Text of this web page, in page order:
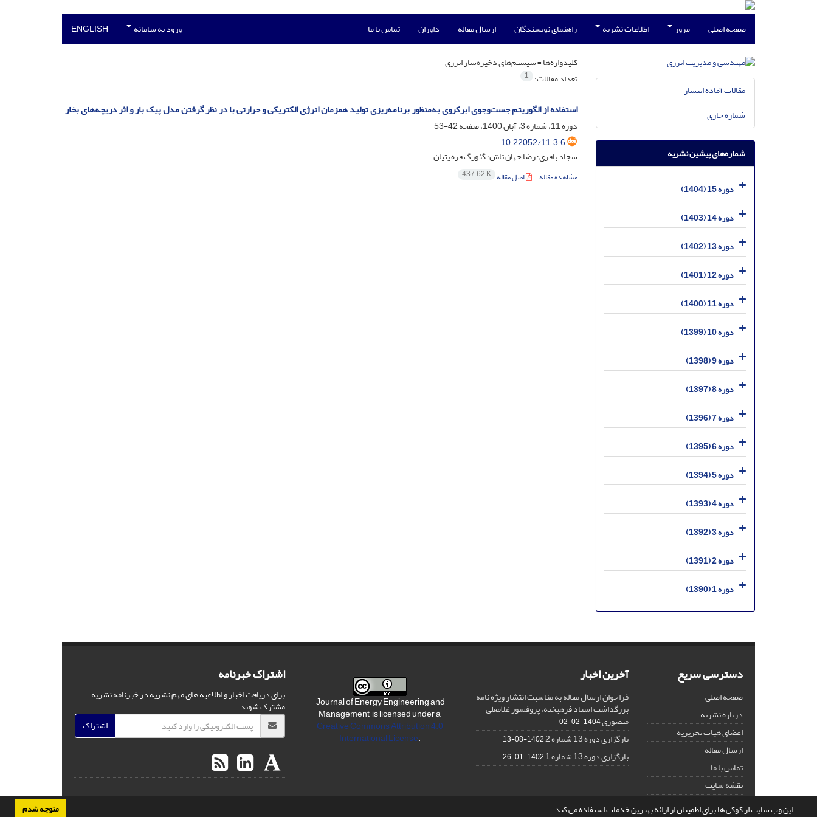
این وب سایت از کوکی ها برای اطمینان از ارائه بهترین خدمات استفاده می کند. متوجه شدم
صفحه اصلی مرور اطلاعات نشریه راهنمای نویسندگان ارسال مقاله داوران تماس با ما ورود به سامانه ENGLISH
کلیدواژه‌ها =سیستم‌های ذخیره‌‌ساز انرژی
تعداد مقالات: 1
استفاده از الگوریتم جست‌وجوی ابرکروی به‌منظور برنامه‌ریزی تولید همزمان انرژی الکتریکی و حرارتی با در نظر گرفتن مدل پیک بار و اثر دریچه‌های بخار
دوره 11، شماره 3، آبان 1400، صفحه
42-53
10.22052/11.3.6
سجاد باقری؛ رضا جهان تاش؛ گئورگ قره پتیان
مشاهده مقاله اصل مقاله 437.62 K
مقالات آماده انتشار
شماره جاری
شماره‌های پیشین نشریه
دوره 15 (1404)
دوره 14 (1403)
دوره 13 (1402)
دوره 12 (1401)
دوره 11 (1400)
دوره 10 (1399)
دوره 9 (1398)
دوره 8 (1397)
دوره 7 (1396)
دوره 6 (1395)
دوره 5 (1394)
دوره 4 (1393)
دوره 3 (1392)
دوره 2 (1391)
دوره 1 (1390)
دسترسی سریع
صفحه اصلی
درباره نشریه
اعضای هیات تحریریه
ارسال مقاله
تماس با ما
نقشه سایت
آخرین اخبار
فراخوان ارسال مقاله به مناسبت انتشار ویژه نامه
بزرگداشت استاد فرهیخته، پروفسور غلامعلی
منصوری1404-02-02
بارگزاری دوره 13 شماره 2 1402-08-13
بارگزاری دوره 13 شماره 1 1402-01-26
Journal of Energy Engineering and
Management is licensed under a
Creative Commons Attribution 4.0
International License.
اشتراک خبرنامه
برای دریافت اخبار و اطلاعیه های مهم نشریه در خبرنامه نشریه
مشترک شوید.
اشتراک